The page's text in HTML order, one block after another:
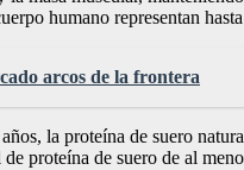
humano representan
arcos de la frontera
la proteína de suero
proteína de suero de al